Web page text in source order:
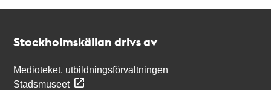
Stockholmskällan drivs av
Medioteket, utbildningsförvaltningen
Stadsmuseet